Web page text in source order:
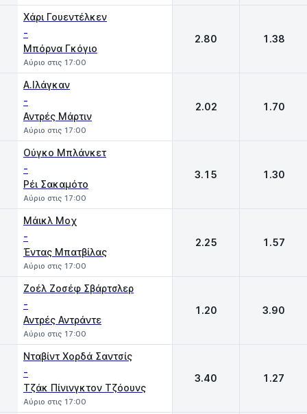
Χάρι Γουεντέλκεν
-
Μπόρνα Γκόγιο
Αύριο στις 17:00
2.80 1.38
Α.Ιλάγκαν
-
Αντρές Μάρτιν
Αύριο στις 17:00
2.02 1.70
Oύγκο Μπλάνκετ
-
Ρέι Σακαμότο
Αύριο στις 17:00
3.15 1.30
Mάικλ Μοχ
-
Έντας Μπατβίλας
Αύριο στις 17:00
2.25 1.57
Ζοέλ Ζοσέφ Σβάρτσλερ
-
Αντρές Αντράντε
Αύριο στις 17:00
1.20 3.90
Νταβίντ Χορδά Σαντσίς
-
Τζάκ Πίνινγκτον Τζόουνς
Αύριο στις 17:00
3.40 1.27